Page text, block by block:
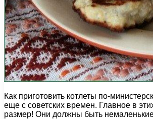
Как приготовить котлеты по-
еще с советских времен. Главное в
размер! Они должны быть